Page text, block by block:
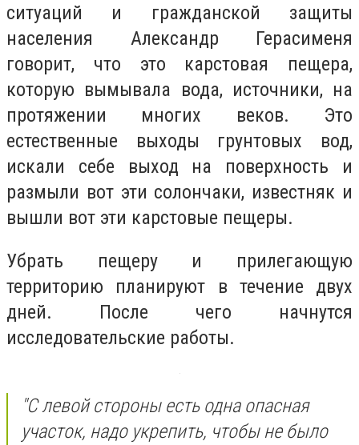
ситуаций и гражданской защиты
населения Александр Герасименя
говорит, что это карстовая пещера,
которую вымывала вода, источники, на
протяжении многих веков. Это
естественные выходы грунтовых вод,
искали себе выход на поверхность и
размыли вот эти солончаки, известняк и
вышли вот эти карстовые пещеры.
Убрать пещеру и прилегающую
территорию планируют в течение двух
дней. После чего начнутся
исследовательские работы.
"С левой стороны есть одна опасная
участок, надо укрепить, чтобы не было